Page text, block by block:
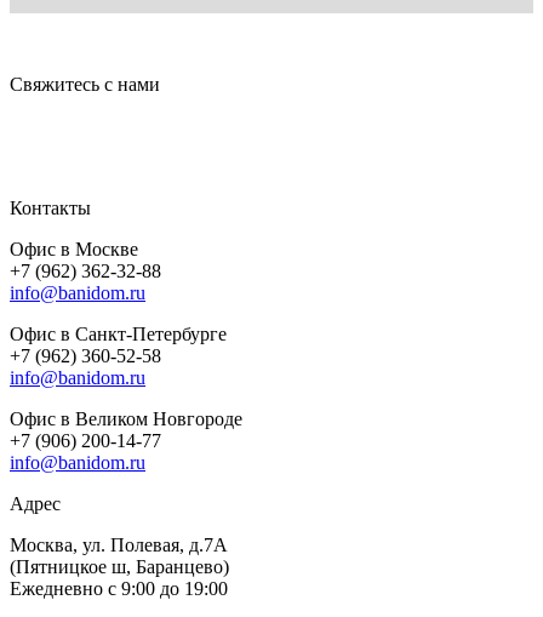
Свяжитесь с нами
Контакты
Офис в Москве
+7 (962) 362-32-88
info@banidom.ru
Офис в Санкт-Петербурге
+7 (962) 360-52-58
info@banidom.ru
Офис в Великом Новгороде
+7 (906) 200-14-77
info@banidom.ru
Адрес
Москва, ул. Полевая, д.7А
(Пятницкое ш, Баранцево)
Ежедневно с 9:00 до 19:00